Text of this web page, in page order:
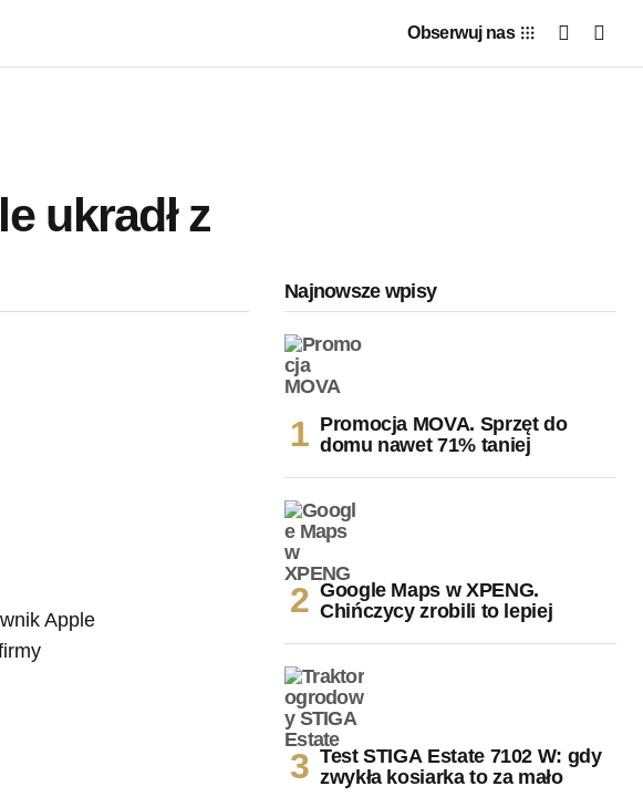
Obserwuj nas
ukradł z
Apple
Najnowsze wpisy
Promocja MOVA. Sprzęt do
domu nawet 71% taniej
Google Maps w XPENG.
Chińczycy zrobili to lepiej
Test STIGA Estate 7102 W: gdy
zwykła kosiarka to za mało